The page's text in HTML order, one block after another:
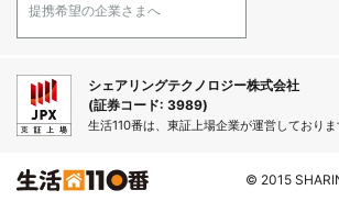
提携希望の企業さまへ
シェアリングテクノロジー株式会社
(証券コード: 3989)
生活110番は、東証上場企業が運営しておりま
© 2015